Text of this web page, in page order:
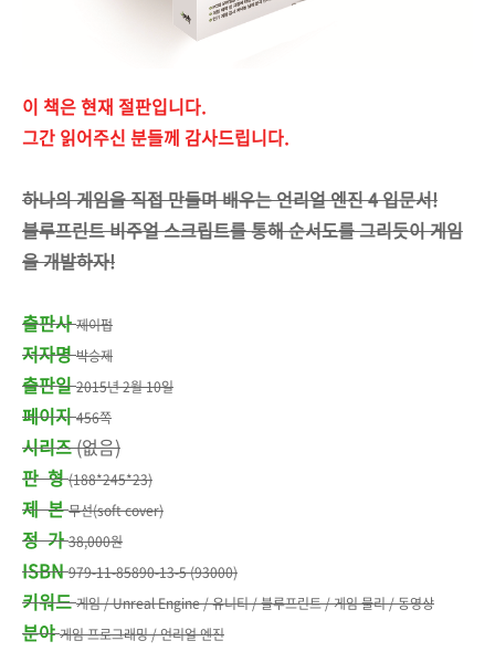
이 책은 현재 절판입니다.
그간 읽어주신 분들께 감사드립니다.
하나의 게임을 직접 만들며 배우는 언리얼 엔진 4 입문서!
블루프린트 비주얼 스크립트를 통해 순서도를 그리듯이 게임
을 개발하자!
출판사제이펍
저자명 박승제
출판일 2015년 2월 10일
페이지 456쪽
시리즈(없음)
판 형 (188*245*23)
제 본 무선(soft cover)
정 가 38,000원
ISBN 979-11-85890-13-5 (93000)
키워드 게임 / Unreal Engine / 유니티 / 블루프린트 / 게임 물리 / 동영상
분야 게임 프로그래밍 / 언리얼 엔진